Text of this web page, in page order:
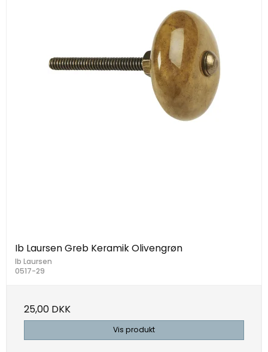
Ib Laursen Greb Keramik Olivengrøn
Ib Laursen
0517-29
25,00 DKK
Vis produkt